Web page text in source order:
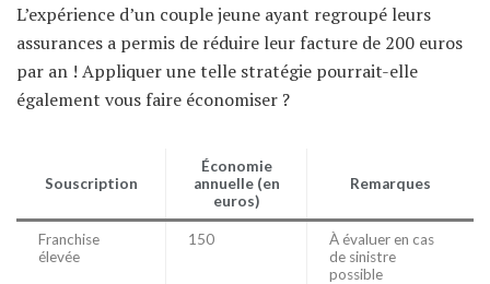
L’expérience d’un couple jeune ayant regroupé leurs
assurances a permis de réduire leur facture de 200 euros
par an ! Appliquer une telle stratégie pourrait-elle
également vous faire économiser ?
Souscription
Économie
annuelle (en
euros)
Remarques
Franchise
élevée
150
À évaluer en cas
de sinistre
possible